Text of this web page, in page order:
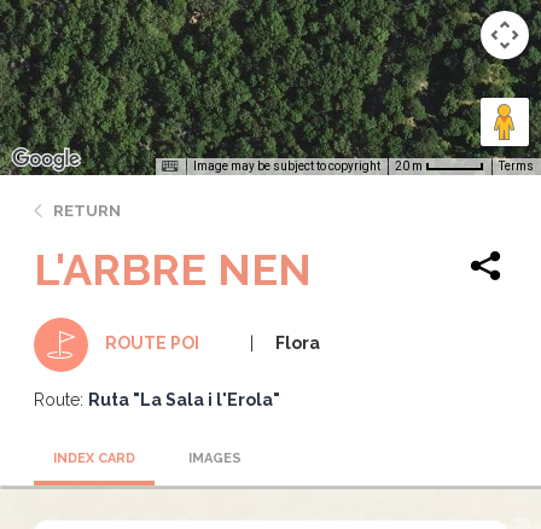
Image may be subject to copyright 20 m Terms
RETURN
L'ARBRE NEN
ROUTE POI Flora
Route: Ruta "La Sala i l'Erola"
INDEX CARD IMAGES